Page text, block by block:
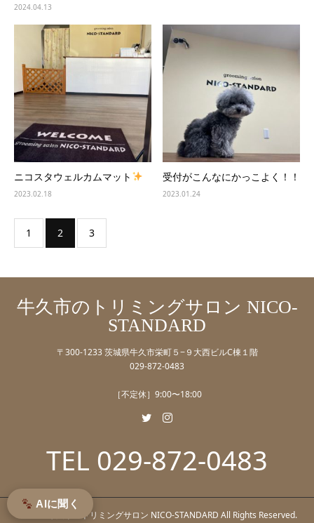
2024.04.13
ニコスタウェルカムマット
2023.02.18
受付がこんなにかっこよく！！
2023.01.24
1 2 3
牛久市のトリミングサロン NICO-
STANDARD
〒300-1233 茨城県牛久市栄町５−９大西ビルC棟１階
029-872-0483
［不定休］9:00〜18:00
TEL 029-872-0483
© 2023 牛久市のトリミングサロン NICO-STANDARD All Rights Reserved.
AIに聞く